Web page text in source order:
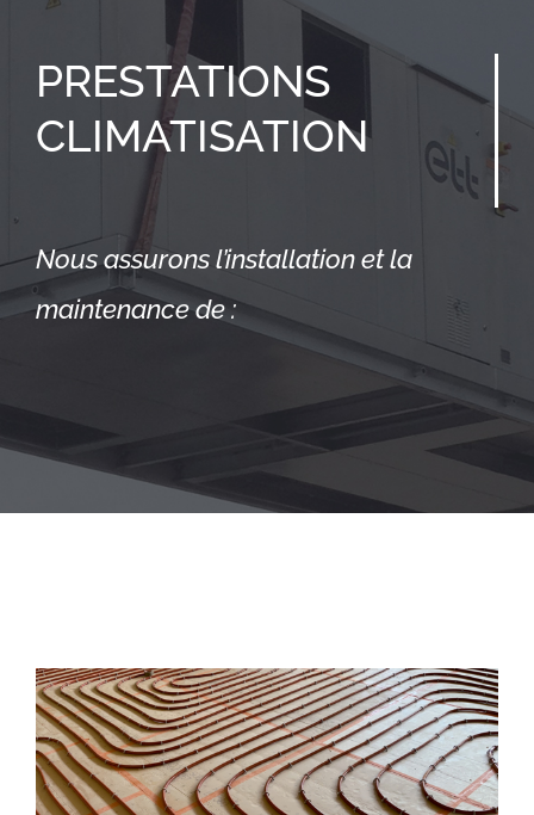
PRESTATIONS
CLIMATISATION
Nous assurons l’installation et la
maintenance de :